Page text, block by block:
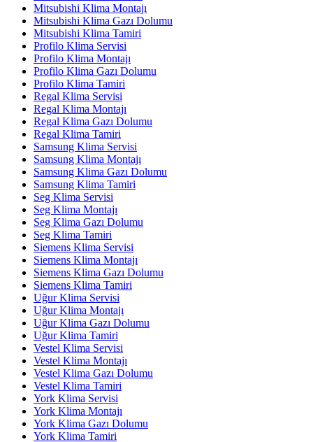
Mitsubishi Klima Montajı
Mitsubishi Klima Gazı Dolumu
Mitsubishi Klima Tamiri
Profilo Klima Servisi
Profilo Klima Montajı
Profilo Klima Gazı Dolumu
Profilo Klima Tamiri
Regal Klima Servisi
Regal Klima Montajı
Regal Klima Gazı Dolumu
Regal Klima Tamiri
Samsung Klima Servisi
Samsung Klima Montajı
Samsung Klima Gazı Dolumu
Samsung Klima Tamiri
Seg Klima Servisi
Seg Klima Montajı
Seg Klima Gazı Dolumu
Seg Klima Tamiri
Siemens Klima Servisi
Siemens Klima Montajı
Siemens Klima Gazı Dolumu
Siemens Klima Tamiri
Uğur Klima Servisi
Uğur Klima Montajı
Uğur Klima Gazı Dolumu
Uğur Klima Tamiri
Vestel Klima Servisi
Vestel Klima Montajı
Vestel Klima Gazı Dolumu
Vestel Klima Tamiri
York Klima Servisi
York Klima Montajı
York Klima Gazı Dolumu
York Klima Tamiri